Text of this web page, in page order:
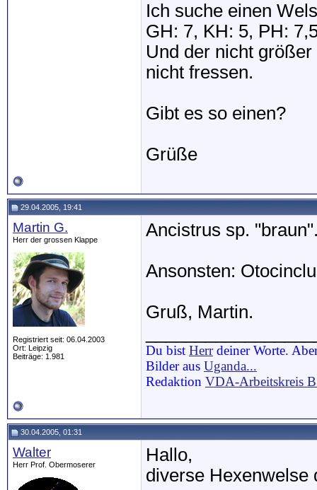
Ich suche einen
GH: 7, KH: 5, PH:
Und der nicht
nicht fressen.
Gibt es so einen?
Grüße
29.04.2005, 19:41
Martin G.
Herr der grossen Klappe
Registriert seit: 06.04.2003
Ort: Leipzig
Beiträge: 1.981
Ancistrus sp.
Ansonsten:
Gruß, Martin.
Du bist Herrdeiner Worte.
Bilder aus Uganda...
Redaktion VDA-Arbeitskreis
30.04.2005, 01:31
Walter
Herr Prof. Obermoserer
Hallo,
diverse Hexenwelse